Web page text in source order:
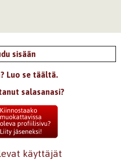
sisään
Luo se täältä.
salasanasi?
käyttäjät